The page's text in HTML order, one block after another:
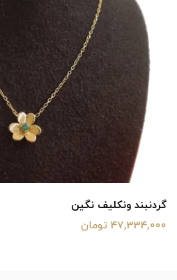
گردنبند ونکلیف نگین
47,334,000 تومان